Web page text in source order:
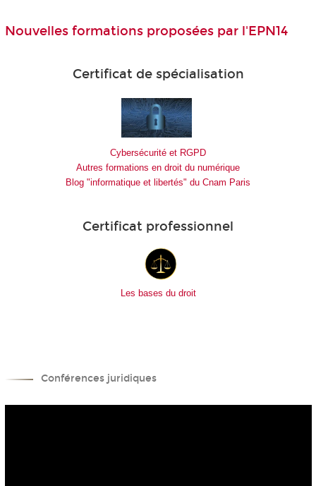
Nouvelles formations proposées par l'EPN14
Certificat de spécialisation
Cybersécurité et RGPD
Autres formations en droit du numérique
Blog "informatique et libertés" du Cnam Paris
Certificat professionnel
Les bases du droit
Conférences juridiques